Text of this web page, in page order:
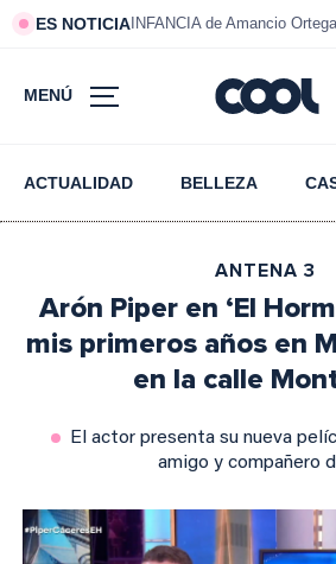
ES NOTICIA INFANCIA de Amancio Ortega
MENÚ
ACTUALIDAD BELLEZA
ANTENA 3
Arón Piper en ‘El
mis primeros años en
en la calle
El actor presenta su nueva
amigo y compañero